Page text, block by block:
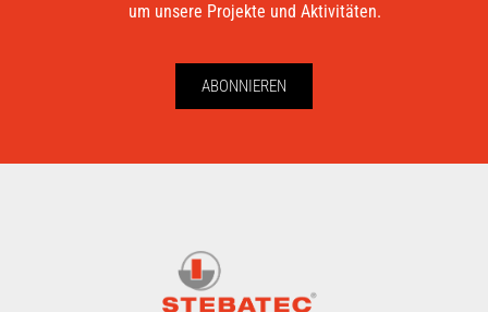
um unsere Projekte und Aktivitäten.
ABONNIEREN